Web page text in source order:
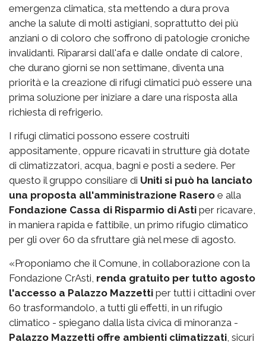
emergenza climatica, sta mettendo a dura prova
anche la salute di molti astigiani, soprattutto dei più
anziani o di coloro che soffrono di patologie croniche
invalidanti. Ripararsi dall'afa e dalle ondate di calore,
che durano giorni se non settimane, diventa una
priorità e la creazione di rifugi climatici può essere una
prima soluzione per iniziare a dare una risposta alla
richiesta di refrigerio.
I rifugi climatici possono essere costruiti
appositamente, oppure ricavati in strutture già dotate
di climatizzatori, acqua, bagni e posti a sedere. Per
questo il gruppo consiliare di Uniti si può ha lanciato
una proposta all'amministrazione Rasero e alla
Fondazione Cassa di Risparmio di Asti per ricavare,
in maniera rapida e fattibile, un primo rifugio climatico
per gli over 60 da sfruttare già nel mese di agosto.
«Proponiamo che il Comune, in collaborazione con la
Fondazione CrAsti, renda gratuito per tutto agosto
l'accesso a Palazzo Mazzetti per tutti i cittadini over
60 trasformandolo, a tutti gli effetti, in un rifugio
climatico - spiegano dalla lista civica di minoranza -
Palazzo Mazzetti offre ambienti climatizzati , sicuri